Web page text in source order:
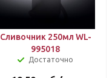
Сливочник 250мл WL-
995018
Достаточно